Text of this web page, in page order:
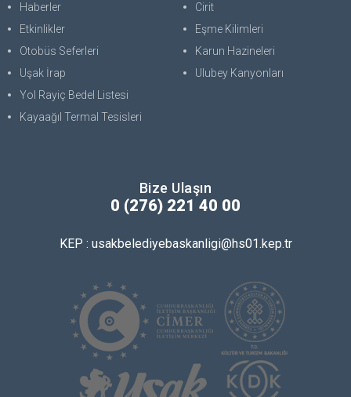
Haberler
Etkinlikler
Otobüs Seferleri
Uşak İrap
Yol Rayiç Bedel Listesi
Kayaağıl Termal Tesisleri
Cirit
Eşme Kilimleri
Karun Hazineleri
Ulubey Kanyonları
Bize Ulaşın
0 (276) 221 40 00
KEP : usakbelediyebaskanligi@hs01.kep.tr